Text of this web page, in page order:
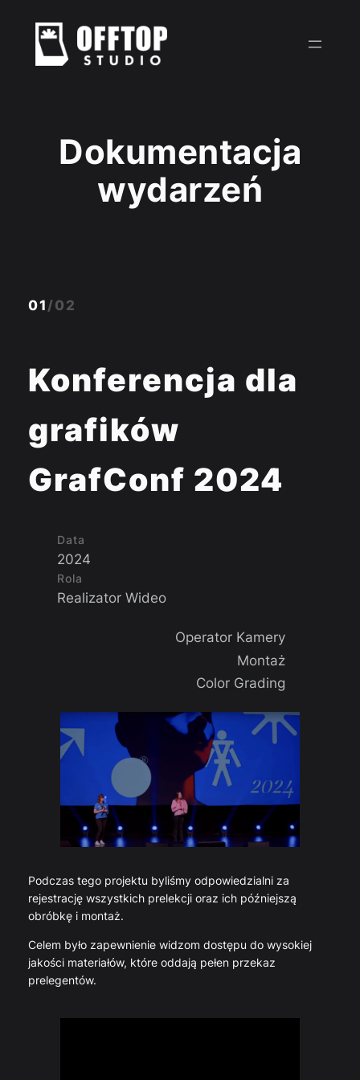
Dokumentacja
wydarzeń
01 /02
Konferencja dla
grafików
GrafConf 2024
Data
2024
Rola
Realizator Wideo
Operator Kamery
Montaż
Color Grading
Podczas tego projektu byliśmy odpowiedzialni za
rejestrację wszystkich prelekcji oraz ich późniejszą
obróbkę i montaż.
Celem było zapewnienie widzom dostępu do wysokiej
jakości materiałów, które oddają pełen przekaz
prelegentów.